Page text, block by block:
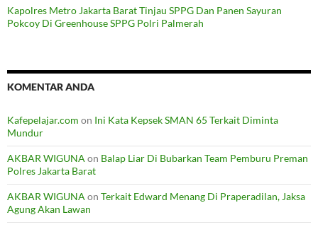
Kapolres Metro Jakarta Barat Tinjau SPPG Dan Panen Sayuran
Pokcoy Di Greenhouse SPPG Polri Palmerah
KOMENTAR ANDA
Kafepelajar.com on Ini Kata Kepsek SMAN 65 Terkait Diminta
Mundur
AKBAR WIGUNA on Balap Liar Di Bubarkan Team Pemburu Preman
Polres Jakarta Barat
AKBAR WIGUNA on Terkait Edward Menang Di Praperadilan, Jaksa
Agung Akan Lawan